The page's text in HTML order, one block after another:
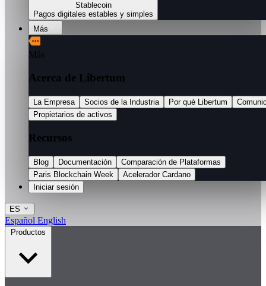
Stablecoin
Pagos digitales estables y simples
Más
Más
Acerca de Libertum
La Empresa Socios de la Industria Por qué Libertum
Propietarios de activos
Recursos
Blog Documentación
Comparación de Plataformas
Paris Blockchain Week
Acelerador Cardano
Iniciar sesión
ES
Español English
Productos